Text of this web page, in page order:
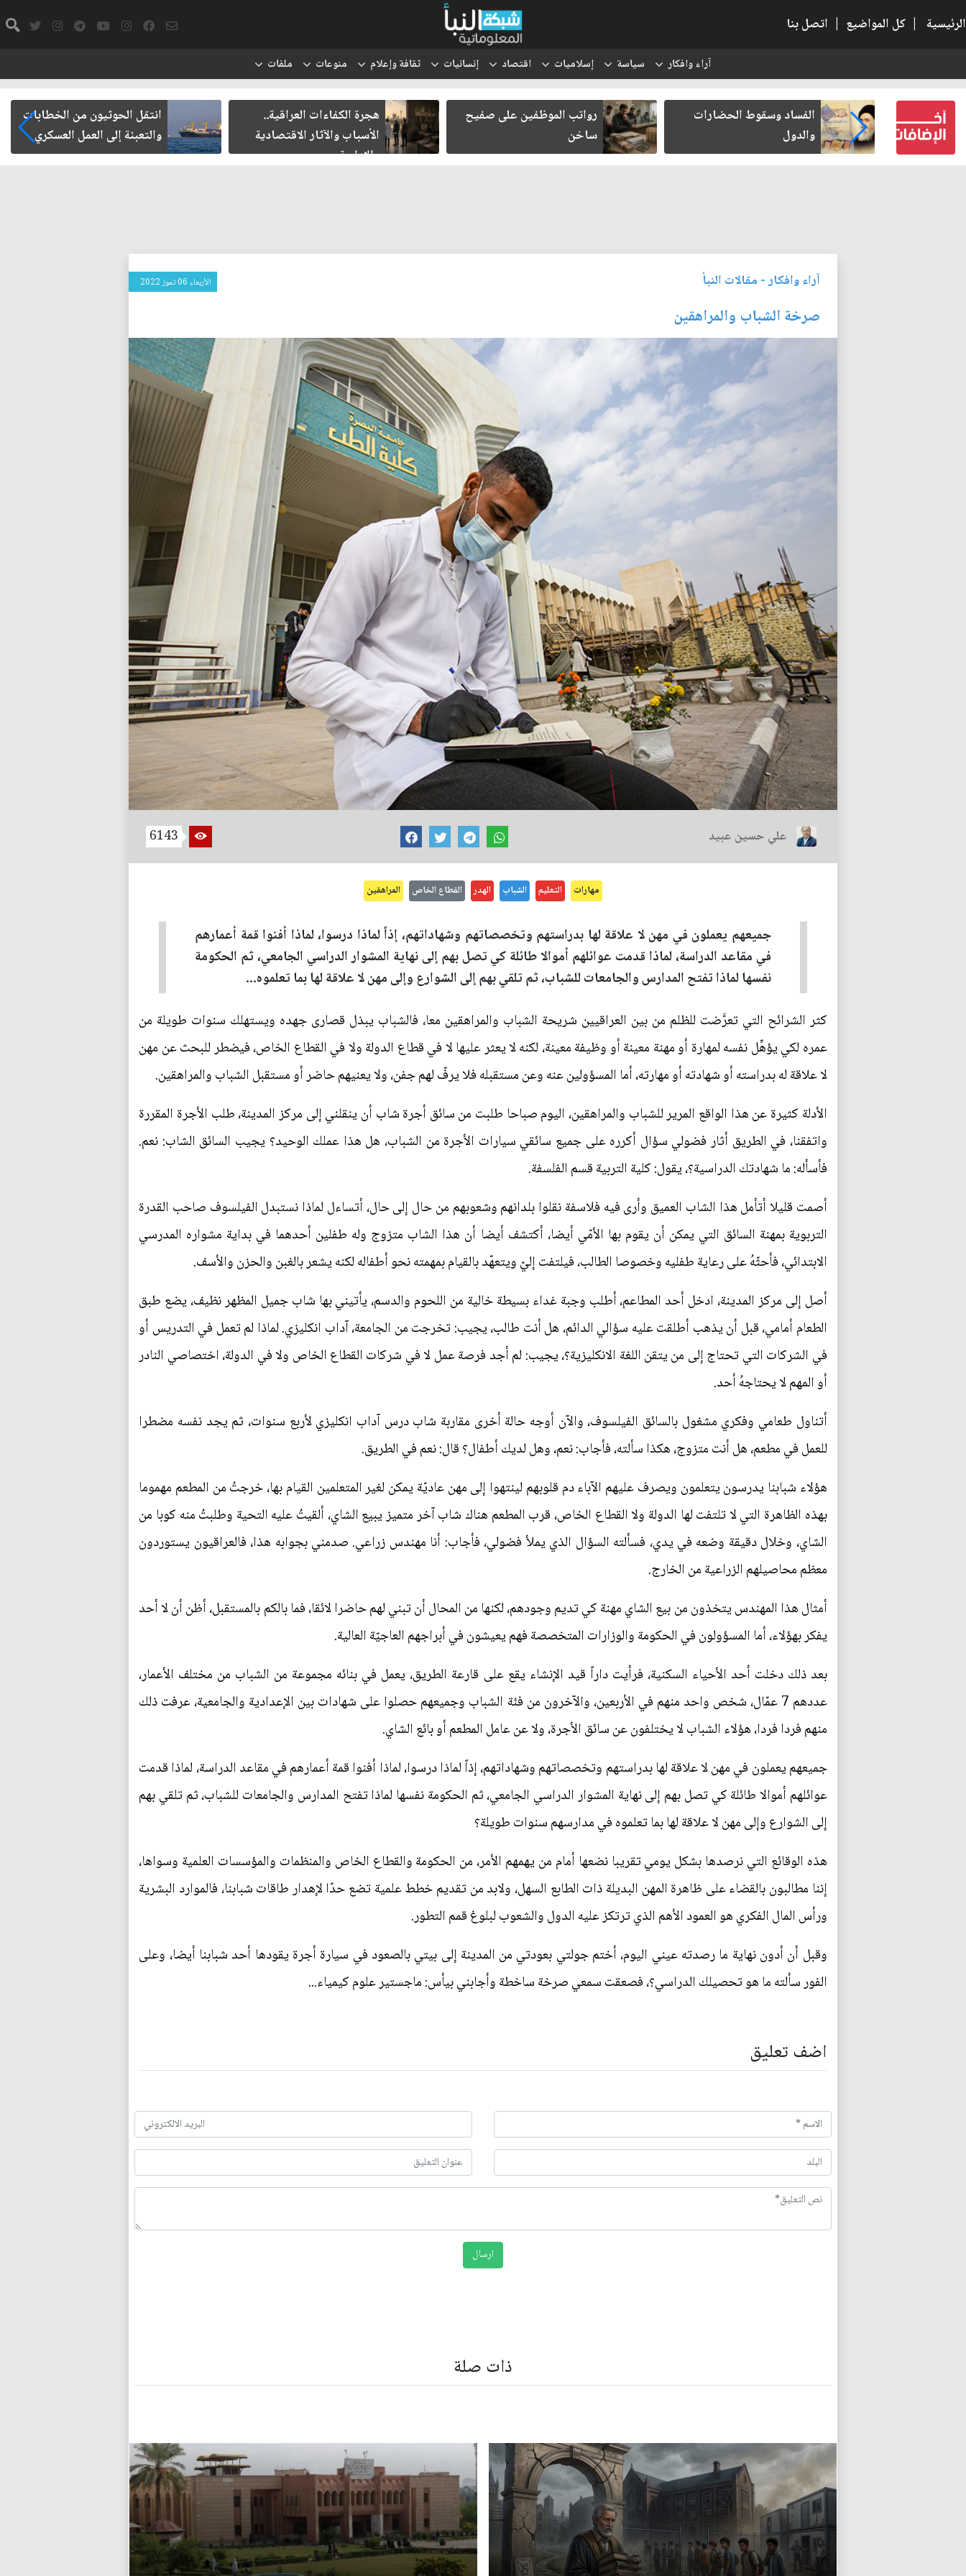
الرئيسية | كل المواضيع | اتصل بنا
آراء وافكار سياسة إسلاميات اقتصاد إنسانيات ثقافة وإعلام منوعات ملفات
كتب لنفسه
الفساد وسقوط الحضارات
والدول
رواتب الموظفين على صفيح
ساخن
هجرة الكفاءات العراقية..
الأسباب والآثار الاقتصادية
والإدارية
انتقل الحوثيون من الخطابات
والتعبئة إلى العمل العسكري
آراء وافكار- مقالات النبأ الأربعاء 06 تموز 2022
صرخة الشباب والمراهقين
علي حسين عبيد 6143
مهارات التعليم الشباب الهدر القطاع الخاص المراهقين
جميعهم يعملون في مهن لا علاقة لها بدراستهم وتخصصاتهم وشهاداتهم، إذاً لماذا درسوا، لماذا أفنوا قمة أعمارهم
في مقاعد الدراسة، لماذا قدمت عوائلهم أموالا طائلة كي تصل بهم إلى نهاية المشوار الدراسي الجامعي، ثم الحكومة
نفسها لماذا تفتح المدارس والجامعات للشباب، ثم تلقي بهم إلى الشوارع وإلى مهن لا علاقة لها بما تعلموه...
كثر الشرائح التي تعرَّضت للظلم من بين العراقيين شريحة الشباب والمراهقين معا، فالشباب يبذل قصارى جهده ويستهلك سنوات طويلة من
عمره لكي يؤهِّل نفسه لمهارة أو مهنة معينة أو وظيفة معينة، لكنه لا يعثر عليها لا في قطاع الدولة ولا في القطاع الخاص، فيضطر للبحث عن مهن
لا علاقة له بدراسته أو شهادته أو مهارته، أما المسؤولين عنه وعن مستقبله فلا يرفّ لهم جفن، ولا يعنيهم حاضر أو مستقبل الشباب والمراهقين.
الأدلة كثيرة عن هذا الواقع المرير للشباب والمراهقين، اليوم صباحا طلبت من سائق أجرة شاب أن ينقلني إلى مركز المدينة، طلب الأجرة المقررة
واتفقنا، في الطريق أثار فضولي سؤال أكرره على جميع سائقي سيارات الأجرة من الشباب، هل هذا عملك الوحيد؟ يجيب السائق الشاب: نعم.
فأسأله: ما شهادتك الدراسية؟، يقول: كلية التربية قسم الفلسفة.
أصمت قليلا أتأمل هذا الشاب العميق وأرى فيه فلاسفة نقلوا بلدانهم وشعوبهم من حال إلى حال، أتساءل لماذا نستبدل الفيلسوف صاحب القدرة
التربوية بمهنة السائق التي يمكن أن يقوم بها الأمّي أيضا، أكتشف أيضا أن هذا الشاب متزوج وله طفلين أحدهما في بداية مشواره المدرسي
الابتدائي، فأحثّهُ على رعاية طفليه وخصوصا الطالب، فيلتفت إليّ ويتعهّد بالقيام بمهمته نحو أطفاله لكنه يشعر بالغبن والحزن والأسف.
أصل إلى مركز المدينة، ادخل أحد المطاعم، أطلب وجبة غداء بسيطة خالية من اللحوم والدسم، يأتيني بها شاب جميل المظهر نظيف، يضع طبق
الطعام أمامي، قبل أن يذهب أطلقت عليه سؤالي الدائم، هل أنت طالب، يجيب: تخرجت من الجامعة، آداب انكليزي. لماذا لم تعمل في التدريس أو
في الشركات التي تحتاج إلى من يتقن اللغة الانكليزية؟، يجيب: لم أجد فرصة عمل لا في شركات القطاع الخاص ولا في الدولة، اختصاصي النادر
أو المهم لا يحتاجهُ أحد.
أتناول طعامي وفكري مشغول بالسائق الفيلسوف، والآن أوجه حالة أخرى مقاربة شاب درس آداب انكليزي لأربع سنوات، ثم يجد نفسه مضطرا
للعمل في مطعم، هل أنت متزوج، هكذا سألته، فأجاب: نعم، وهل لديك أطفال؟ قال: نعم في الطريق.
هؤلاء شبابنا يدرسون يتعلمون ويصرف عليهم الآباء دم قلوبهم لينتهوا إلى مهن عاديّة يمكن لغير المتعلمين القيام بها، خرجتُ من المطعم مهموما
بهذه الظاهرة التي لا تلتفت لها الدولة ولا القطاع الخاص، قرب المطعم هناك شاب آخر متميز يبيع الشاي، ألقيتُ عليه التحية وطلبتُ منه كوبا من
الشاي، وخلال دقيقة وضعه في يدي، فسألته السؤال الذي يملأ فضولي، فأجاب: أنا مهندس زراعي. صدمني بجوابه هذا، فالعراقيون يستوردون
معظم محاصيلهم الزراعية من الخارج.
أمثال هذا المهندس يتخذون من بيع الشاي مهنة كي تديم وجودهم، لكنها من المحال أن تبني لهم حاضرا لائقا، فما بالكم بالمستقبل، أظن أن لا أحد
يفكر بهؤلاء، أما المسؤولون في الحكومة والوزارات المتخصصة فهم يعيشون في أبراجهم العاجيّة العالية.
بعد ذلك دخلت أحد الأحياء السكنية، فرأيت داراً قيد الإنشاء يقع على قارعة الطريق، يعمل في بنائه مجموعة من الشباب من مختلف الأعمار،
عددهم 7 عمّال، شخص واحد منهم في الأربعين، والآخرون من فئة الشباب وجميعهم حصلوا على شهادات بين الإعدادية والجامعية، عرفت ذلك
منهم فردا فردا، هؤلاء الشباب لا يختلفون عن سائق الأجرة، ولا عن عامل المطعم أو بائع الشاي.
جميعهم يعملون في مهن لا علاقة لها بدراستهم وتخصصاتهم وشهاداتهم، إذاً لماذا درسوا، لماذا أفنوا قمة أعمارهم في مقاعد الدراسة، لماذا قدمت
عوائلهم أموالا طائلة كي تصل بهم إلى نهاية المشوار الدراسي الجامعي، ثم الحكومة نفسها لماذا تفتح المدارس والجامعات للشباب، ثم تلقي بهم
إلى الشوارع وإلى مهن لا علاقة لها بما تعلموه في مدارسهم سنوات طويلة؟
هذه الوقائع التي نرصدها بشكل يومي تقريبا نضعها أمام من يهمهم الأمر، من الحكومة والقطاع الخاص والمنظمات والمؤسسات العلمية وسواها،
إننا مطالبون بالقضاء على ظاهرة المهن البديلة ذات الطابع السهل، ولابد من تقديم خطط علمية تضع حدّا لإهدار طاقات شبابنا، فالموارد البشرية
ورأس المال الفكري هو العمود الأهم الذي ترتكز عليه الدول والشعوب لبلوغ قمم التطور.
وقبل أن أدون نهاية ما رصدته عيني اليوم، أختم جولتي بعودتي من المدينة إلى بيتي بالصعود في سيارة أجرة يقودها أحد شبابنا أيضا، وعلى
الفور سألته ما هو تحصيلك الدراسي؟، فصعقت سمعي صرخة ساخطة وأجابني بيأس: ماجستير علوم كيمياء...
اضف تعليق
ذات صلة